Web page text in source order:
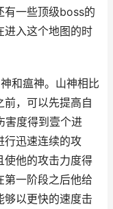
有一些顶级boss的
进入这个地图的时
和瘟神。山神相比
，可以先提高自
害度得到壹个进
行迅速连续的攻
使他的攻击力度得
第一阶段之后他给
够以更快的速度击